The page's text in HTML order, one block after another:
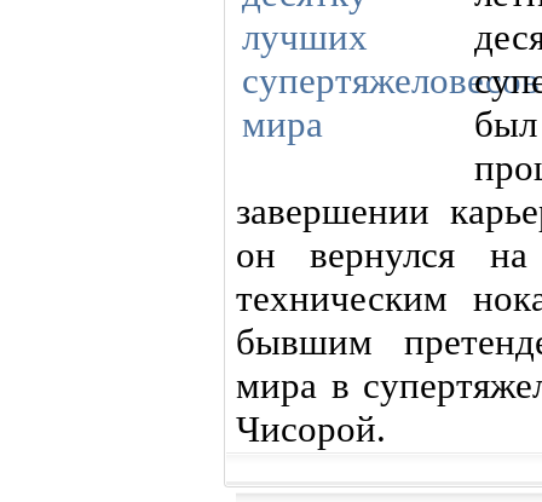
завершении
он вернулся
техническим
бывшим
мира в
Чисорой.